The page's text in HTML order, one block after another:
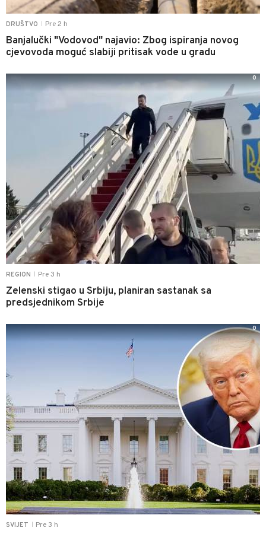
DRUŠTVO Pre 2 h
Banjalučki "Vodovod" najavio: Zbog ispiranja novog
cjevovoda moguć slabiji pritisak vode u gradu
REGION Pre 3 h
Zelenski stigao u Srbiju, planiran sastanak sa
predsjednikom Srbije
0
SVIJET Pre 3 h
0